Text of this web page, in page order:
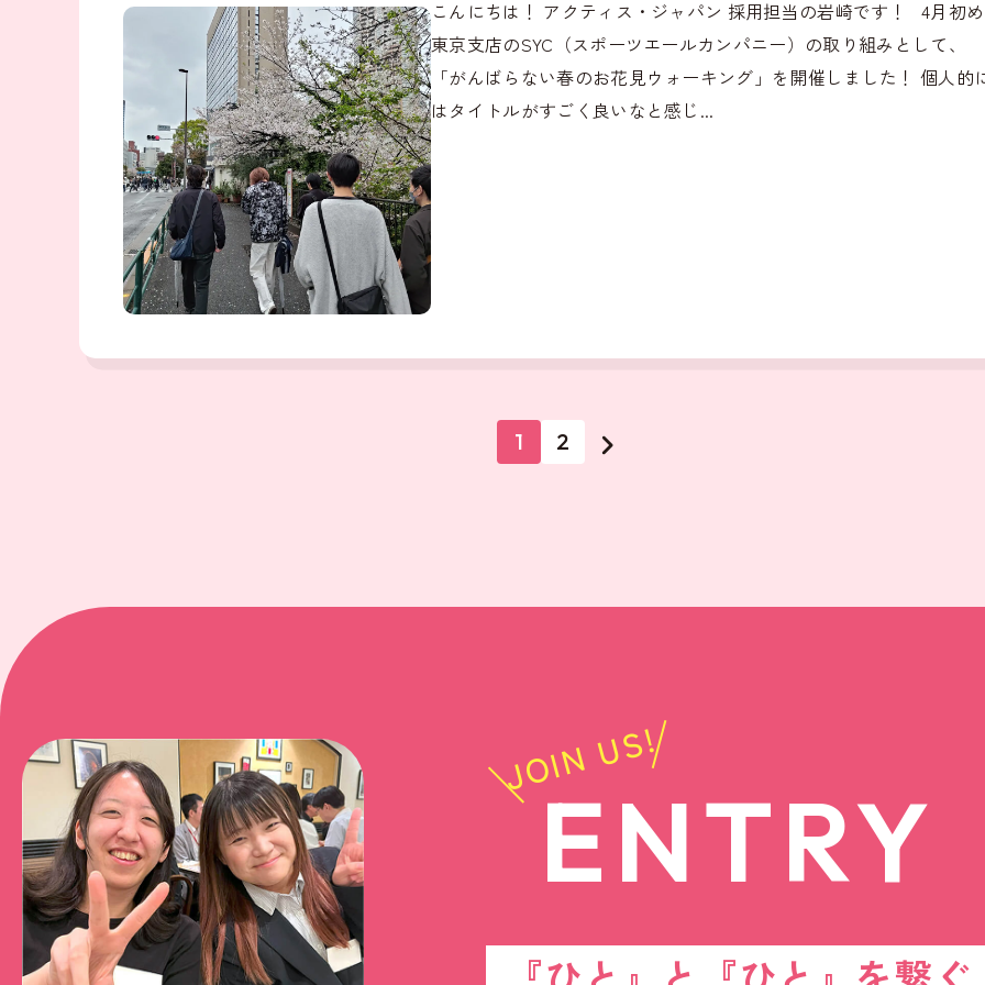
こんにちは！ アクティス・ジャパン 採用担当の岩崎です！ 4月初
東京支店のSYC（スポーツエールカンパニー）の取り組みとして、
「がんばらない春のお花見ウォーキング」を開催しました！ 個人的
はタイトルがすごく良いなと感じ...
1 2
JOIN US!
ENTRY